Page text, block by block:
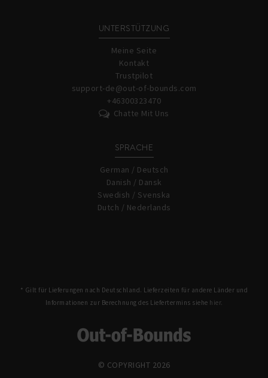
UNTERSTÜTZUNG
Meine Seite
Kontakt
Trustpilot
support-de@out-of-bounds.com
+46300323470
Chatte Mit Uns
SPRACHE
German / Deutsch
Danish / Dansk
Swedish / Svenska
Dutch / Nederlands
* Gilt für Lieferungen nach Deutschland. Lieferzeiten für andere Länder und
Informationen zur Berechnung des Liefertermins siehe hier.
© COPYRIGHT 2026